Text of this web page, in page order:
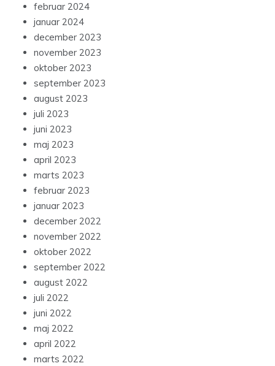
februar 2024
januar 2024
december 2023
november 2023
oktober 2023
september 2023
august 2023
juli 2023
juni 2023
maj 2023
april 2023
marts 2023
februar 2023
januar 2023
december 2022
november 2022
oktober 2022
september 2022
august 2022
juli 2022
juni 2022
maj 2022
april 2022
marts 2022